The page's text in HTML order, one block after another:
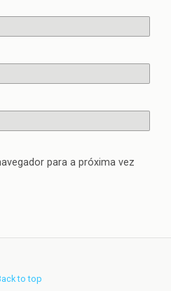
para a próxima vez
to top